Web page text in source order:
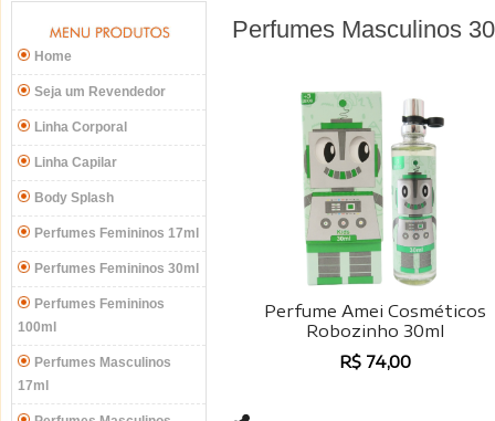
Home
Seja um Revendedor
Linha Corporal
Linha Capilar
Body Splash
Perfumes Femininos 17ml
Perfumes Femininos 30ml
Perfumes Femininos
100ml
Perfumes Masculinos
17ml
Perfumes Masculinos
Perfume Amei Cosméticos
Robozinho 30ml
R$ 74,00